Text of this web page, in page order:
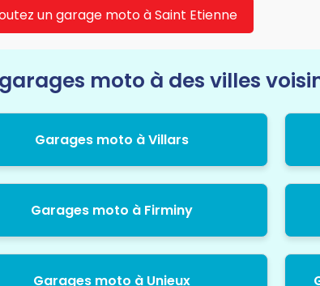
un garage moto à Saint Etienne
moto à des villes
Garages moto à Villars
Garages moto à Firminy
Garages moto à Unieux